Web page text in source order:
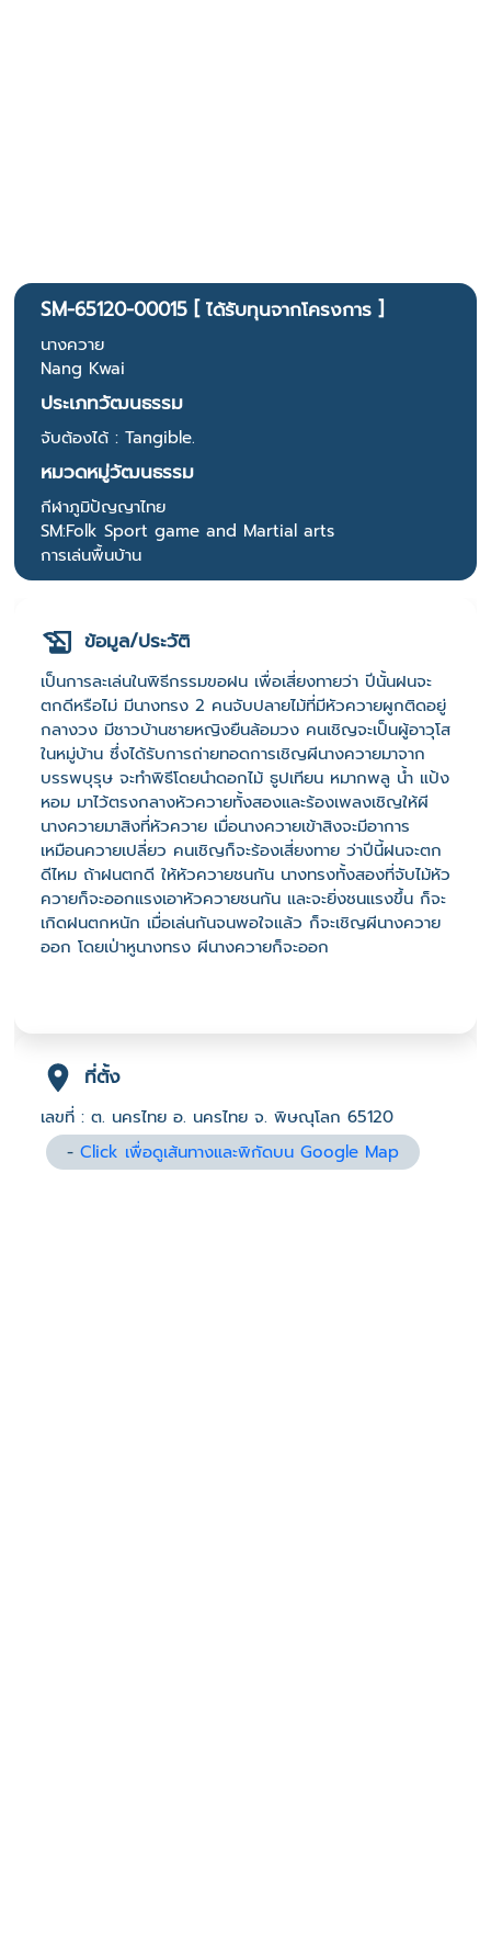
SM-65120-00015 [ ได้รับทุนจากโครงการ ]
นางควาย
Nang Kwai
ประเภทวัฒนธรรม
จับต้องได้ : Tangible.
หมวดหมู่วัฒนธรรม
กีฬาภูมิปัญญาไทย
SM:Folk Sport game and Martial arts
การเล่นพื้นบ้าน
ข้อมูล/ประวัติ
เป็นการละเล่นในพิธีกรรมขอฝน เพื่อเสี่ยงทายว่า ปีนั้นฝนจะ
ตกดีหรือไม่ มีนางทรง 2 คนจับปลายไม้ที่มีหัวควายผูกติดอยู่
กลางวง มีชาวบ้านชายหญิงยืนล้อมวง คนเชิญจะเป็นผู้อาวุโส
ในหมู่บ้าน ซึ่งได้รับการถ่ายทอดการเชิญผีนางควายมาจาก
บรรพบุรุษ จะทำพิธีโดยนำดอกไม้ ธูปเทียน หมากพลู น้ำ แป้ง
หอม มาไว้ตรงกลางหัวควายทั้งสองและร้องเพลงเชิญให้ผี
นางควายมาสิงที่หัวควาย เมื่อนางควายเข้าสิงจะมีอาการ
เหมือนควายเปลี่ยว คนเชิญก็จะร้องเสี่ยงทาย ว่าปีนี้ฝนจะตก
ดีไหม ถ้าฝนตกดี ให้หัวควายชนกัน นางทรงทั้งสองที่จับไม้หัว
ควายก็จะออกแรงเอาหัวควายชนกัน และจะยิ่งชนแรงขึ้น ก็จะ
เกิดฝนตกหนัก เมื่อเล่นกันจนพอใจแล้ว ก็จะเชิญผีนางควาย
ออก โดยเป่าหูนางทรง ผีนางควายก็จะออก
ที่ตั้ง
เลขที่ : ต. นครไทย อ. นครไทย จ. พิษณุโลก 65120
-Click เพื่อดูเส้นทางและพิกัดบน Google Map